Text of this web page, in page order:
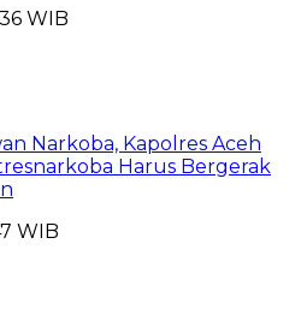
WIB
Narkoba, Kapolres Aceh
Harus Bergerak
WIB